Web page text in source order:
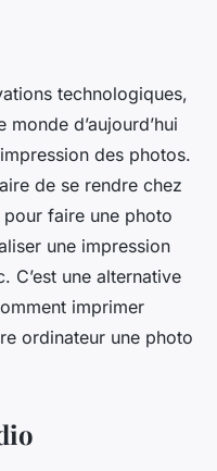
avec
photo
lecture
technologiques,
d’aujourd’hui
des photos.
de se rendre chez
faire une photo
une impression
C’est une alternative
imprimer
ordinateur une photo